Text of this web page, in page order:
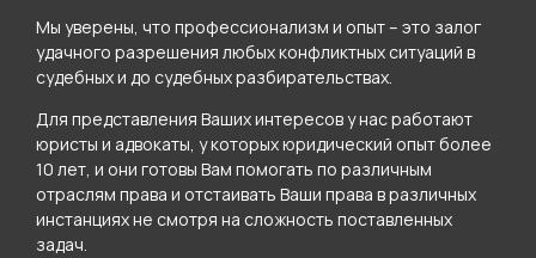
Мы уверены, что профессионализм и опыт – это залог
удачного разрешения любых конфликтных ситуаций в
судебных и до судебных разбирательствах.
Для представления Ваших интересов у нас работают
юристы и адвокаты, у которых юридический опыт более
10 лет, и они готовы Вам помогать по различным
отраслям права и отстаивать Ваши права в различных
инстанциях не смотря на сложность поставленных
задач.